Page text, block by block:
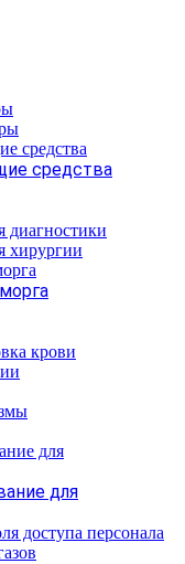
средства
хирургии
крови
для
доступа персонала